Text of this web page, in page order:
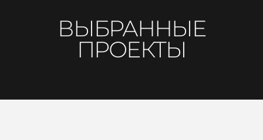
ВЫБРАННЫЕ
ПРОЕКТЫ